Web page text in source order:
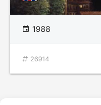
1988
26914